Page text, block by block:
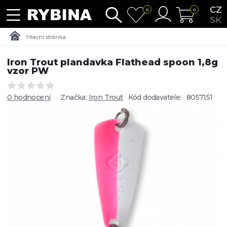
CZ
SK
0 0
Hlavní stránka
Iron Trout plandavka Flathead spoon 1,8g
vzor PW
0 hodnocení Značka: Iron Trout Kód dodavatele: 8057151